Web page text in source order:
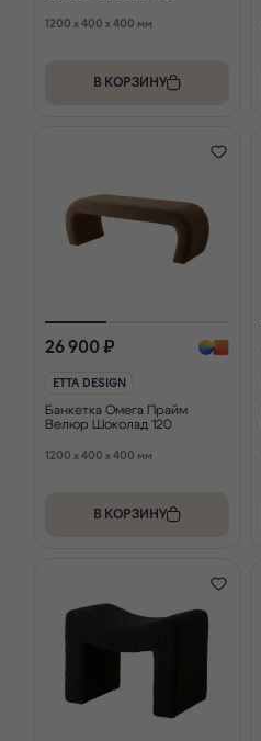
1200 x 400 x 400 мм
В КОРЗИНУ
26 900 ₽
ETTA DESIGN
Банкетка Омега Прайм
Велюр Шоколад 120
1200 x 400 x 400 мм
В КОРЗИНУ